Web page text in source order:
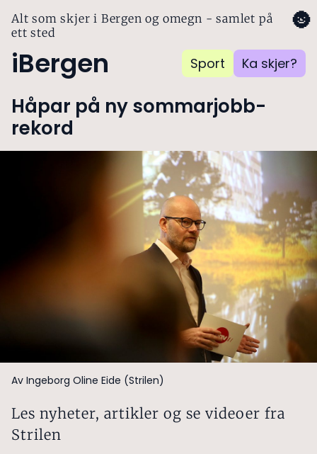
Alt som skjer i Bergen og omegn - samlet på
ett sted
iBergen Sport Ka skjer?
🌚
Håpar på ny sommarjobb-
rekord
Av Ingeborg Oline Eide (Strilen)
Les nyheter, artikler og se videoer fra
Strilen